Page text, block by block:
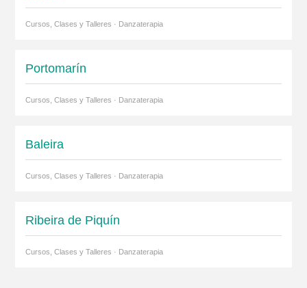
Cursos, Clases y Talleres · Danzaterapia
Portomarín
Cursos, Clases y Talleres · Danzaterapia
Baleira
Cursos, Clases y Talleres · Danzaterapia
Ribeira de Piquín
Cursos, Clases y Talleres · Danzaterapia